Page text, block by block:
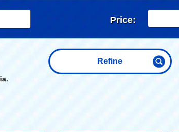
Price:
Refine